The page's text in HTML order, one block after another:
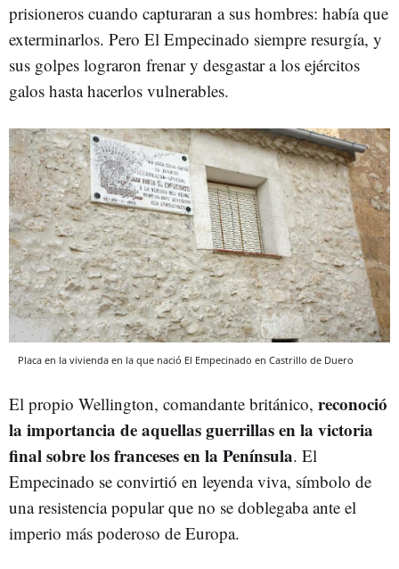
prisioneros cuando capturaran a sus hombres: había que
exterminarlos. Pero El Empecinado siempre resurgía, y
sus golpes lograron frenar y desgastar a los ejércitos
galos hasta hacerlos vulnerables.
Placa en la vivienda en la que nació El Empecinado en Castrillo de Duero
El propio Wellington, comandante británico, reconoció
la importancia de aquellas guerrillas en la victoria
final sobre los franceses en la Península. El
Empecinado se convirtió en leyenda viva, símbolo de
una resistencia popular que no se doblegaba ante el
imperio más poderoso de Europa.